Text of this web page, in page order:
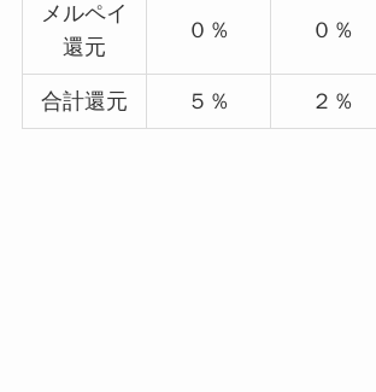
メルペイ
還元
０％ ０％
合計還元 ５％ ２％